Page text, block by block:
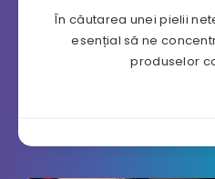
În căutarea unei pielii
esențial să ne
produselor